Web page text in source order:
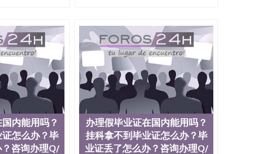
内能用吗？
怎么办？毕
咨询办理Q/
办理假毕业证在国内能用吗？
挂科拿不到毕业证怎么办？毕
业证丢了怎么办？咨询办理Q/